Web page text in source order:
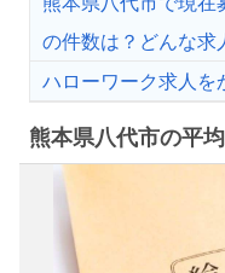
の件数は？どんな求
ハローワーク求人を
熊本県八代市の平均